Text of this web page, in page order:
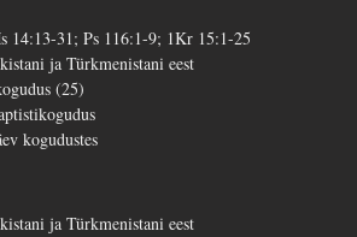
14:13-31; Ps 116:1-9; 1Kr 15:1-25
ja Türkmenistani eest
(25)
kogudustes
ja Türkmenistani eest